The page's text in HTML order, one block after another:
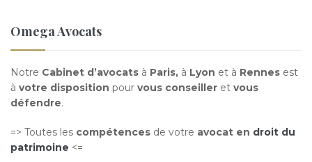
Omega Avocats
Notre Cabinet d’avocats à Paris, à Lyon et à Rennes est
à votre disposition pour vous conseiller et vous
défendre.
=> Toutes les compétences de votre avocat en droit du
patrimoine <=